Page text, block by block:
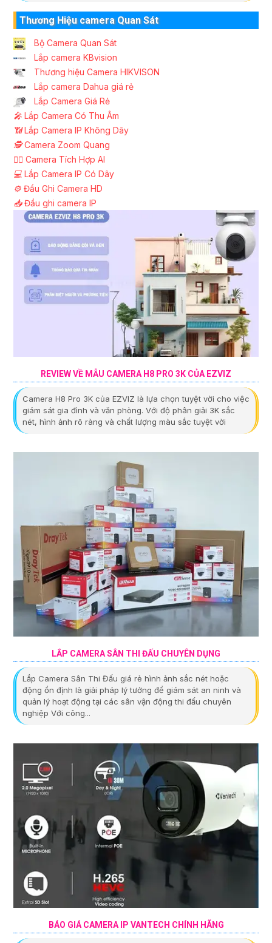
Thương Hiệu camera Quan Sát
Bộ Camera Quan Sát
Lắp camera KBvision
Thương hiệu Camera HIKVISON
Lắp camera Dahua giá rẻ
Lắp Camera Giá Rẻ
️🎤️ Lắp Camera Có Thu Âm
📶Lắp Camera IP Không Dây
🕵️Camera Zoom Quang
🧛‍♀️ Camera Tích Hợp AI
💻 Lắp Camera IP Có Dây
⚙️ Đầu Ghi Camera HD
📥Đầu ghi camera IP
REVIEW VỀ MẪU CAMERA H8 PRO 3K CỦA EZVIZ
Camera H8 Pro 3K của EZVIZ là lựa chọn tuyệt vời cho việc
giám sát gia đình và văn phòng. Với độ phân giải 3K sắc
nét, hình ảnh rõ ràng và chất lượng màu sắc tuyệt vời
LẮP CAMERA SÂN THI ĐẤU CHUYÊN DỤNG
Lắp Camera Sân Thi Đấu giá rẻ hình ảnh sắc nét hoặc
động ổn định là giải pháp lý tưởng để giám sát an ninh và
quản lý hoạt động tại các sân vận động thi đấu chuyên
nghiệp Với công...
BÁO GIÁ CAMERA IP VANTECH CHÍNH HÃNG